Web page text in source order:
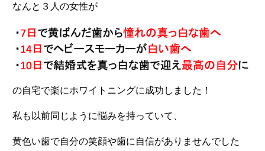
なんと３人の女性が
の自宅で楽にホワイトニングに成功しました！
私も以前同じように悩みを持っていて、
黄色い歯で自分の笑顔や歯に自信がありませんでした